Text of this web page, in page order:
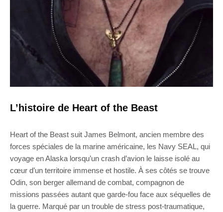
L’histoire de Heart of the Beast
Heart of the Beast suit James Belmont, ancien membre des
forces spéciales de la marine américaine, les Navy SEAL, qui
voyage en Alaska lorsqu’un crash d’avion le laisse isolé au
cœur d’un territoire immense et hostile. À ses côtés se trouve
Odin, son berger allemand de combat, compagnon de
missions passées autant que garde-fou face aux séquelles de
la guerre. Marqué par un trouble de stress post-traumatique,